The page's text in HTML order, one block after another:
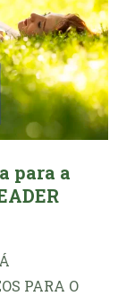
para a
PARA O